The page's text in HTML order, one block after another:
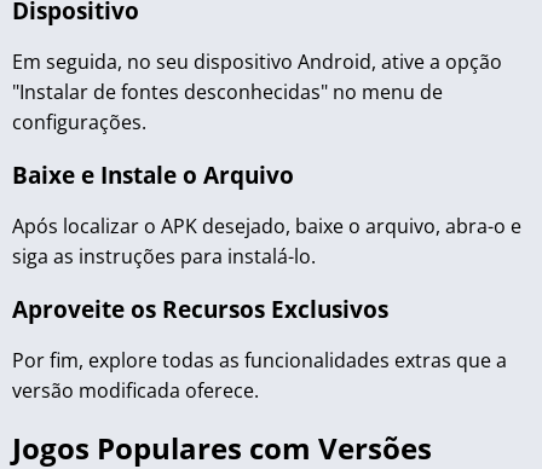
Dispositivo
Em seguida, no seu dispositivo Android, ative a opção
"Instalar de fontes desconhecidas" no menu de
configurações.
Baixe e Instale o Arquivo
Após localizar o APK desejado, baixe o arquivo, abra-o e
siga as instruções para instalá-lo.
Aproveite os Recursos Exclusivos
Por fim, explore todas as funcionalidades extras que a
versão modificada oferece.
Jogos Populares com Versões